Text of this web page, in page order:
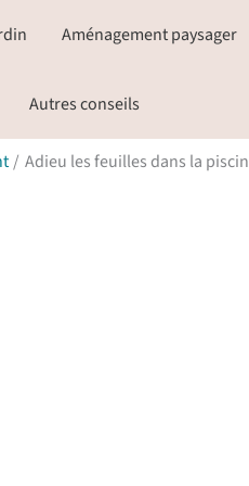
Aménagement paysager
Autres conseils
Adieu les feuilles dans la